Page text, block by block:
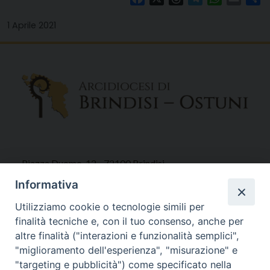
1 Aprile 2021
Piazza Duomo, 12 - 72100 Brindisi
Tel 0831.521958
Fax 0831.528315
Orari Curia
Informativa
Utilizziamo cookie o tecnologie simili per
finalità tecniche e, con il tuo consenso, anche per
altre finalità ("interazioni e funzionalità semplici",
"miglioramento dell'esperienza", "misurazione" e
"targeting e pubblicità") come specificato nella